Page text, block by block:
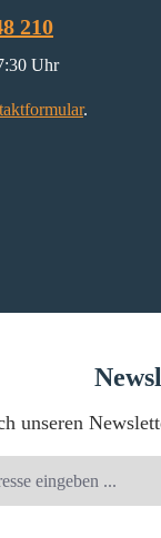
210
Uhr
.
unseren